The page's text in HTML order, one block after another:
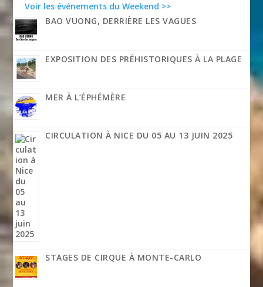
Voir les événements du Weekend >>
BAO VUONG, DERRIÈRE LES VAGUES
EXPOSITION DES PRÉHISTORIQUES À LA PLAGE
MER À L’ÉPHÉMÈRE
CIRCULATION À NICE DU 05 AU 13 JUIN 2025
STAGES DE CIRQUE À MONTE-CARLO